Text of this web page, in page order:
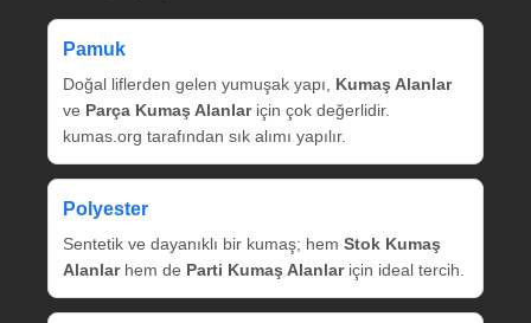
Pamuk
Doğal liflerden gelen yumuşak yapı, Kumaş Alanlar
ve Parça Kumaş Alanlariçin çok değerlidir.
kumas.org tarafından sık alımı yapılır.
Polyester
Sentetik ve dayanıklı bir kumaş; hem Stok Kumaş
Alanlarhem de Parti Kumaş Alanlariçin ideal tercih.